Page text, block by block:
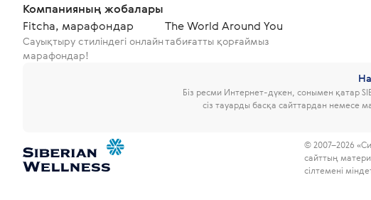
Компанияның жобалары
Fitcha, марафондар
Сауықтыру стиліндегі онлайн
марафондар!
The World Around You
табиғатты қорғаймыз
Біз ресми Интернет-дүкен, сонымен қатар
сіз тауарды басқа сайттардан немесе
© 2007–2026
сайттың
сілтемені